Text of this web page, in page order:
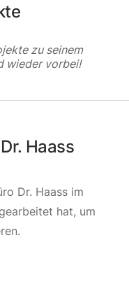
zu seinem
wieder vorbei!
Haass
Dr. Haass im
hat, um